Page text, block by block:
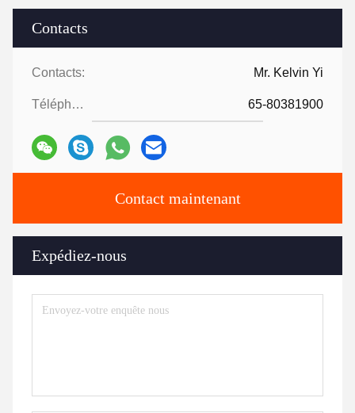
Contacts
Contacts: Mr. Kelvin Yi
Téléphone: 65-80381900
Contact maintenant
Expédiez-nous